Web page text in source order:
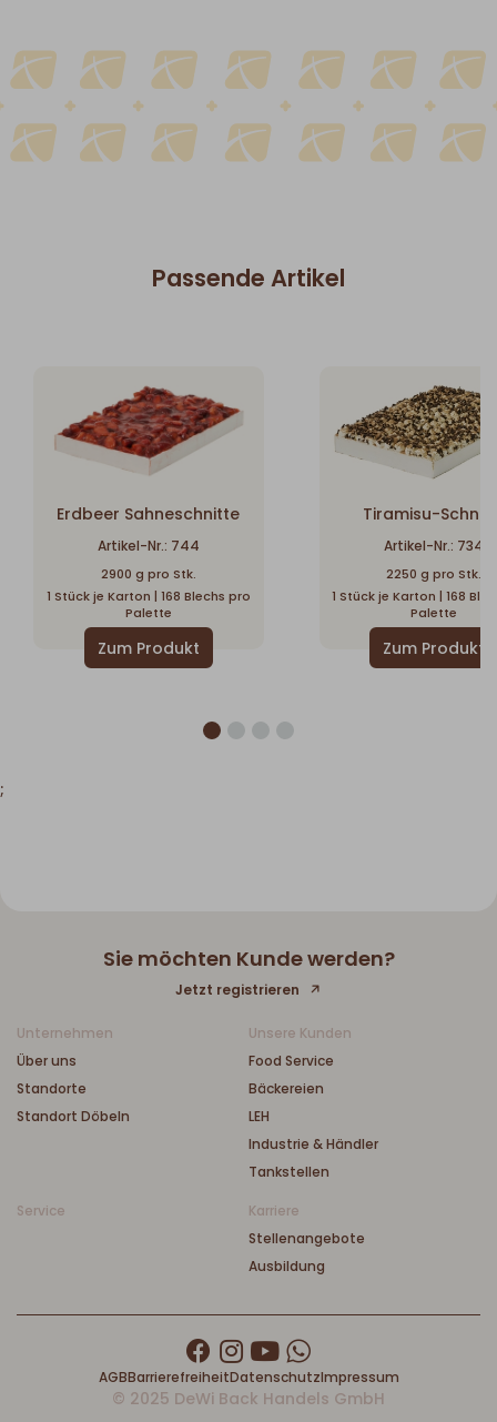
Passende Artikel
Erdbeer Sahneschnitte
Artikel-Nr.: 744
2900 g pro Stk.
1 Stück je Karton | 168 Blechs pro
Palette
Tiramisu-
Artikel-Nr.: 734
2250 g pro Stk.
1 Stück je Karton | 168
Palette
;
Sie möchten Kunde werden?
Jetzt registrieren
Unternehmen
Über uns
Standorte
Standort Döbeln
Unsere Kunden
Food Service
Bäckereien
LEH
Industrie & Händler
Tankstellen
Service
Karriere
Stellenangebote
Ausbildung
AGBBarrierefreiheitDatenschutzImpressum
© 2025 DeWi Back Handels GmbH